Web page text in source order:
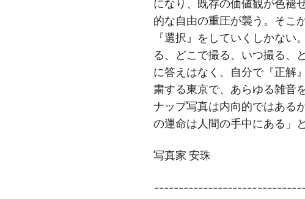
になり、既存の価値観が色褪
的な自由の重圧が襲う。そこ
『選択』をしていくしかな
る、どこで撮る、いつ撮る、
に答えはなく、自分で『正解
粛する東京で、あらゆる雑音
ナップ写真は内向的ではある
の運命は人間の手中にある」
写真家 安珠